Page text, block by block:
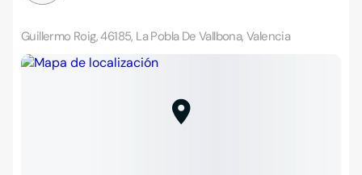
Guillermo Roig, 46185, La Pobla De Vallbona, Valencia